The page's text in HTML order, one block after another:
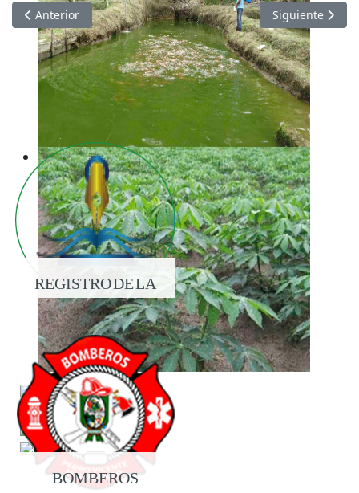
Artículo anterior: Información de JULIO 2022
Anterior Artículo
Siguiente
REGISTRO DE LA
PROPIEDAD
BOMBEROS